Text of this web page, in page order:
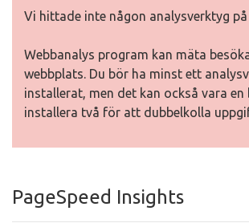
Vi hittade inte någon analysverktyg
Webbanalys program kan mäta
webbplats. Du bör ha minst ett
installerat, men det kan också vara
installera två för att dubbelkolla
PageSpeed Insights